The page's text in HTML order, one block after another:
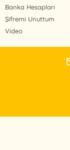
Banka Hesapları
Şifremi Unuttum
Video